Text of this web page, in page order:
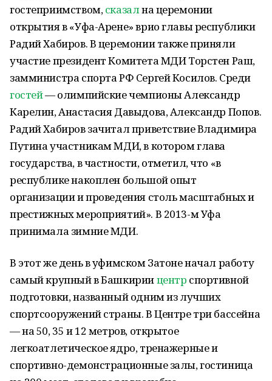
гостеприимством,сказална церемонии
открытия в «Уфа-Арене» врио главы республики
Радий Хабиров. В церемонии также приняли
участие президент Комитета МДИ Торстен Раш,
замминистра спорта РФ Сергей Косилов. Среди
гостей— олимпийские чемпионы Александр
Карелин, Анастасия Давыдова, Александр Попов.
Радий Хабиров зачитал приветствие Владимира
Путина участникам МДИ, в котором глава
государства, в частности, отметил, что «в
республике накоплен большой опыт
организации и проведения столь масштабных и
престижных мероприятий». В 2013-м Уфа
принимала зимние МДИ.
В этот же день в уфимском Затоне начал работу
самый крупный в Башкириицентр спортивной
подготовки, названный одним из лучших
спортсооружений страны. В Центре три бассейна
— на 50, 35 и 12 метров, открытое
легкоатлетическое ядро, тренажерные и
спортивно-демонстрационные залы, гостиница